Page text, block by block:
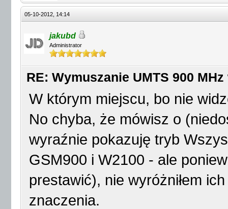
05-10-2012, 14:14
jakubd
Administrator
RE: Wymuszanie UMTS 900
W którym miejscu, bo nie
No chyba, że mówisz o
wyraźnie pokazuję tryb
GSM900 i W2100 - ale
prestawić), nie wyróżniłem
znaczenia.